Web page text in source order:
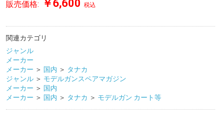
販売価格: ￥6,600 税込
関連カテゴリ
ジャンル
メーカー
メーカー ＞ 国内 ＞ タナカ
ジャンル ＞ モデルガンスペアマガジン
メーカー ＞ 国内
メーカー ＞ 国内 ＞ タナカ ＞ モデルガン カート等